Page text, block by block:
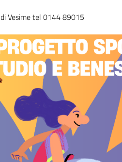
Vesime tel 0144 89015